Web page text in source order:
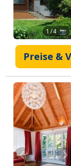
1 / 4 📷
Preise &
Zurück